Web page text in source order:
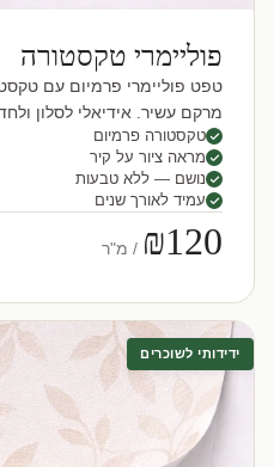
פוליימרי טקסטורה
טפט פוליימרי פרמיום עם
מרקם עשיר. אידיאלי לסלון
טקסטורה פרמיום
מראה ציור על קיר
נושם — ללא טבעות
עמיד לאורך שנים
₪120 / מ"ר
ידידותי לשוכרים